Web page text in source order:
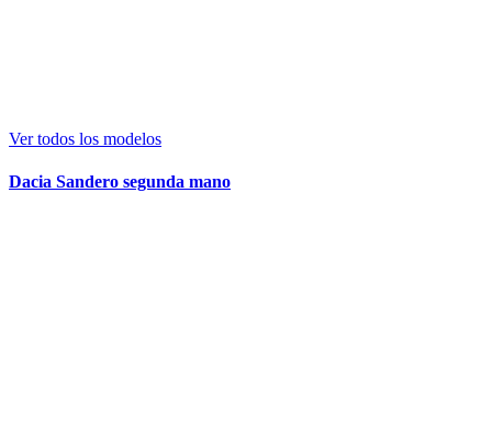
Ver todos los modelos
Dacia Sandero segunda mano